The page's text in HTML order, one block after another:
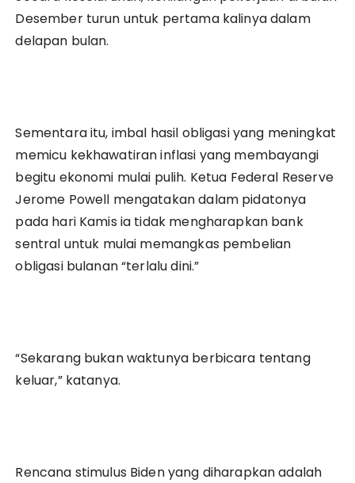
Desember turun untuk pertama kalinya dalam
delapan bulan.
Sementara itu, imbal hasil obligasi yang meningkat
memicu kekhawatiran inflasi yang membayangi
begitu ekonomi mulai pulih. Ketua Federal Reserve
Jerome Powell mengatakan dalam pidatonya
pada hari Kamis ia tidak mengharapkan bank
sentral untuk mulai memangkas pembelian
obligasi bulanan “terlalu dini.”
“Sekarang bukan waktunya berbicara tentang
keluar,” katanya.
Rencana stimulus Biden yang diharapkan adalah